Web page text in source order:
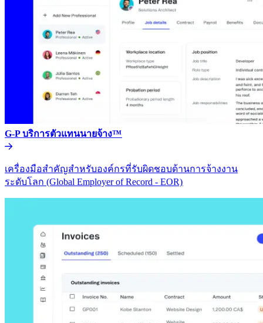
G-P บริการตัวแทนนายจ้าง™​​
เครื่องมือสำคัญสำหรับองค์กรที่รับผิดชอบด้านการจ้างงาน
ระดับโลก (Global Employer of Record - EOR)​​